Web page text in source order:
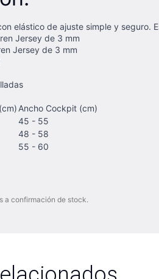
elástico de ajuste simple y
Jersey de 3 mm
Jersey de 3 mm
Ancho Cockpit (cm)
45 - 55
48 - 58
55 - 60
a confirmación de stock.